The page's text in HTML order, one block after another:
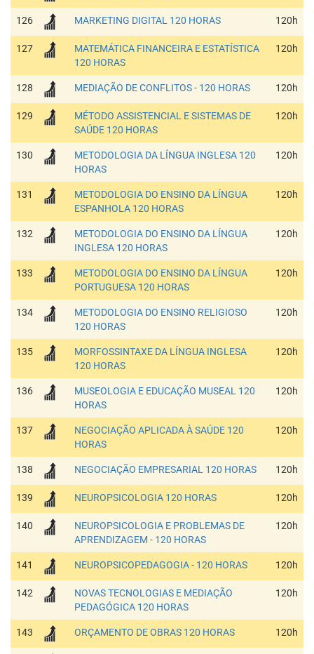
126 MARKETING DIGITAL 120 HORAS 120h
127
MATEMÁTICA FINANCEIRA E ESTATÍSTICA
120 HORAS
120h
128 MEDIAÇÃO DE CONFLITOS - 120 HORAS 120h
129
MÉTODO ASSISTENCIAL E SISTEMAS DE
SAÚDE 120 HORAS
120h
130
METODOLOGIA DA LÍNGUA INGLESA 120
HORAS
120h
131
METODOLOGIA DO ENSINO DA LÍNGUA
ESPANHOLA 120 HORAS
120h
132
METODOLOGIA DO ENSINO DA LÍNGUA
INGLESA 120 HORAS
120h
133
METODOLOGIA DO ENSINO DA LÍNGUA
PORTUGUESA 120 HORAS
120h
134
METODOLOGIA DO ENSINO RELIGIOSO
120 HORAS
120h
135
MORFOSSINTAXE DA LÍNGUA INGLESA
120 HORAS
120h
136
MUSEOLOGIA E EDUCAÇÃO MUSEAL 120
HORAS
120h
137
NEGOCIAÇÃO APLICADA À SAÚDE 120
HORAS
120h
138 NEGOCIAÇÃO EMPRESARIAL 120 HORAS 120h
139 NEUROPSICOLOGIA 120 HORAS 120h
140
NEUROPSICOLOGIA E PROBLEMAS DE
APRENDIZAGEM - 120 HORAS
120h
141 NEUROPSICOPEDAGOGIA - 120 HORAS 120h
142
NOVAS TECNOLOGIAS E MEDIAÇÃO
PEDAGÓGICA 120 HORAS
120h
143 ORÇAMENTO DE OBRAS 120 HORAS 120h